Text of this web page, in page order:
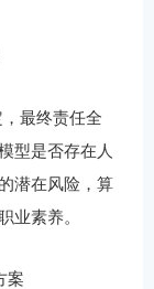
最终责任全
型是否存在人
潜在风险，算
业素养。
案